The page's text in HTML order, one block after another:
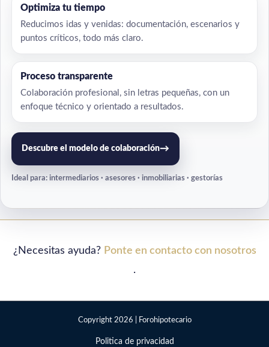
Optimiza tu tiempo
Reducimos idas y venidas: documentación, escenarios y
puntos críticos, todo más claro.
Proceso transparente
Colaboración profesional, sin letras pequeñas, con un
enfoque técnico y orientado a resultados.
Descubre el modelo de colaboración→
Ideal para: intermediarios · asesores · inmobiliarias · gestorías
¿Necesitas ayuda? Ponte en contacto con nosotros
.
Copyright 2026 | Forohipotecario
Politica de privacidad